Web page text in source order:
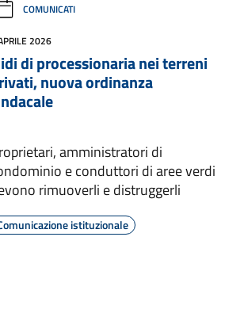
COMUNICATI
2026
di processionaria nei terreni
nuova ordinanza
amministratori di
e conduttori di aree verdi
rimuoverli e distruggerli
istituzionale